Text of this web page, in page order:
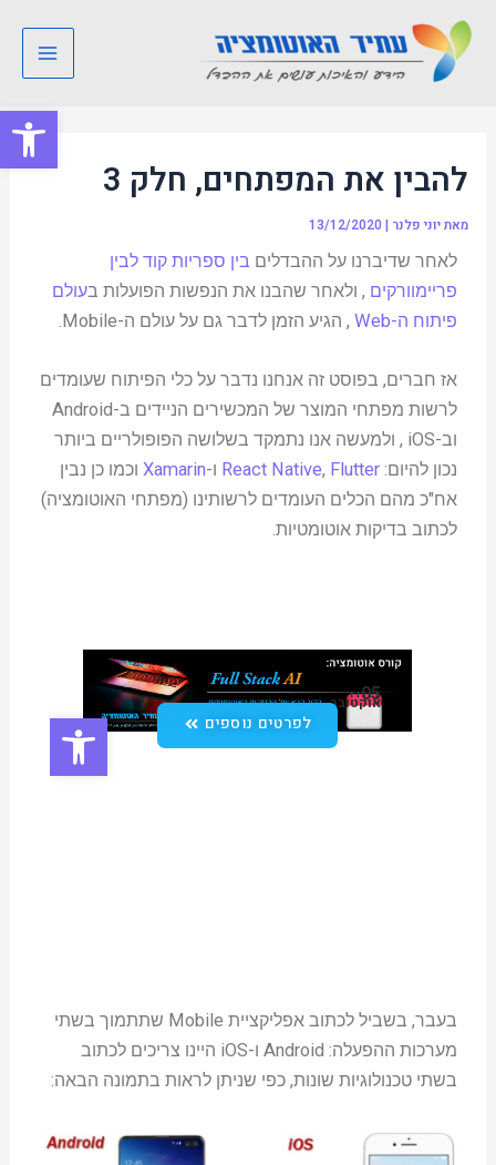
פתח
דילוג
לתוכן
Main
להבין את המפתחים, חלק 3
מאתיוני פלנר|
13/12/2020
לאחר שדיברנו על ההבדלים בין ספריות קוד לבין
פריימוורקים , ולאחר שהבנו את הנפשות הפועלות בעולם
פיתוח ה-Web
, הגיע הזמן לדבר גם על עולם ה-Mobile.
אז חברים, בפוסט זה אנחנו נדבר על כלי הפיתוח שעומדים
לרשות מפתחי המוצר של המכשירים הניידים ב-Android
וב-iOS , ולמעשה אנו נתמקד בשלושה הפופולריים ביותר
נכון להיום:
React Native, Flutter ו-Xamarin וכמו כן נבין
אח"כ מהם הכלים העומדים לרשותינו (מפתחי האוטומציה)
לכתוב בדיקות אוטומטיות.
בעבר, בשביל לכתוב אפליקציית Mobile שתתמוך בשתי
מערכות ההפעלה: Android ו-iOS היינו צריכים לכתוב
בשתי טכנולוגיות שונות, כפי שניתן לראות בתמונה הבאה:
Post
navigation